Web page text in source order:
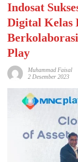
Indosat
Digital Kelas
Play
Muhammad Faisal
2 Desember 2023